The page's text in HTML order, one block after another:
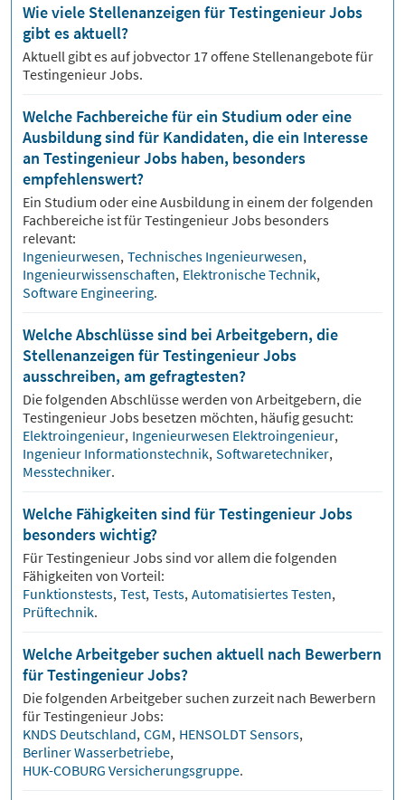
Wie viele Stellenanzeigen für Testingenieur Jobs
gibt es aktuell?
Aktuell gibt es auf jobvector 17offene Stellenangebote für
Testingenieur Jobs.
Welche Fachbereiche für ein Studium oder eine
Ausbildung sind für Kandidaten, die ein Interesse
an Testingenieur Jobs haben, besonders
empfehlenswert?
Ein Studium oder eine Ausbildung in einem der folgenden
Fachbereiche ist fürTestingenieurJobs besonders
relevant:
Ingenieurwesen, Technisches Ingenieurwesen,
Ingenieurwissenschaften, Elektronische Technik,
Software Engineering.
Welche Abschlüsse sind bei Arbeitgebern, die
Stellenanzeigen für Testingenieur Jobs
ausschreiben, am gefragtesten?
Die folgenden Abschlüsse werden von Arbeitgebern, die
TestingenieurJobs besetzen möchten, häufig gesucht:
Elektroingenieur, Ingenieurwesen Elektroingenieur,
Ingenieur Informationstechnik, Softwaretechniker,
Messtechniker.
Welche Fähigkeiten sind für Testingenieur Jobs
besonders wichtig?
FürTestingenieurJobs sind vor allem die folgenden
Fähigkeiten von Vorteil:
Funktionstests, Test, Tests, Automatisiertes Testen,
Prüftechnik.
Welche Arbeitgeber suchen aktuell nach Bewerbern
für Testingenieur Jobs?
Die folgenden Arbeitgeber suchen zurzeit nach Bewerbern
fürTestingenieurJobs:
KNDS Deutschland, CGM, HENSOLDT Sensors,
Berliner Wasserbetriebe,
HUK-COBURG Versicherungsgruppe.